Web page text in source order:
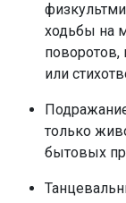
ходьбы на
или
только
бытовых